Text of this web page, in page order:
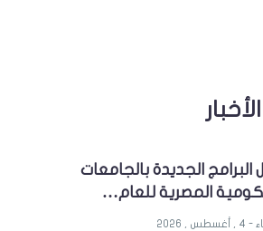
البرامج الجديدة بالجامعات
المصرية للعام…
, 2026